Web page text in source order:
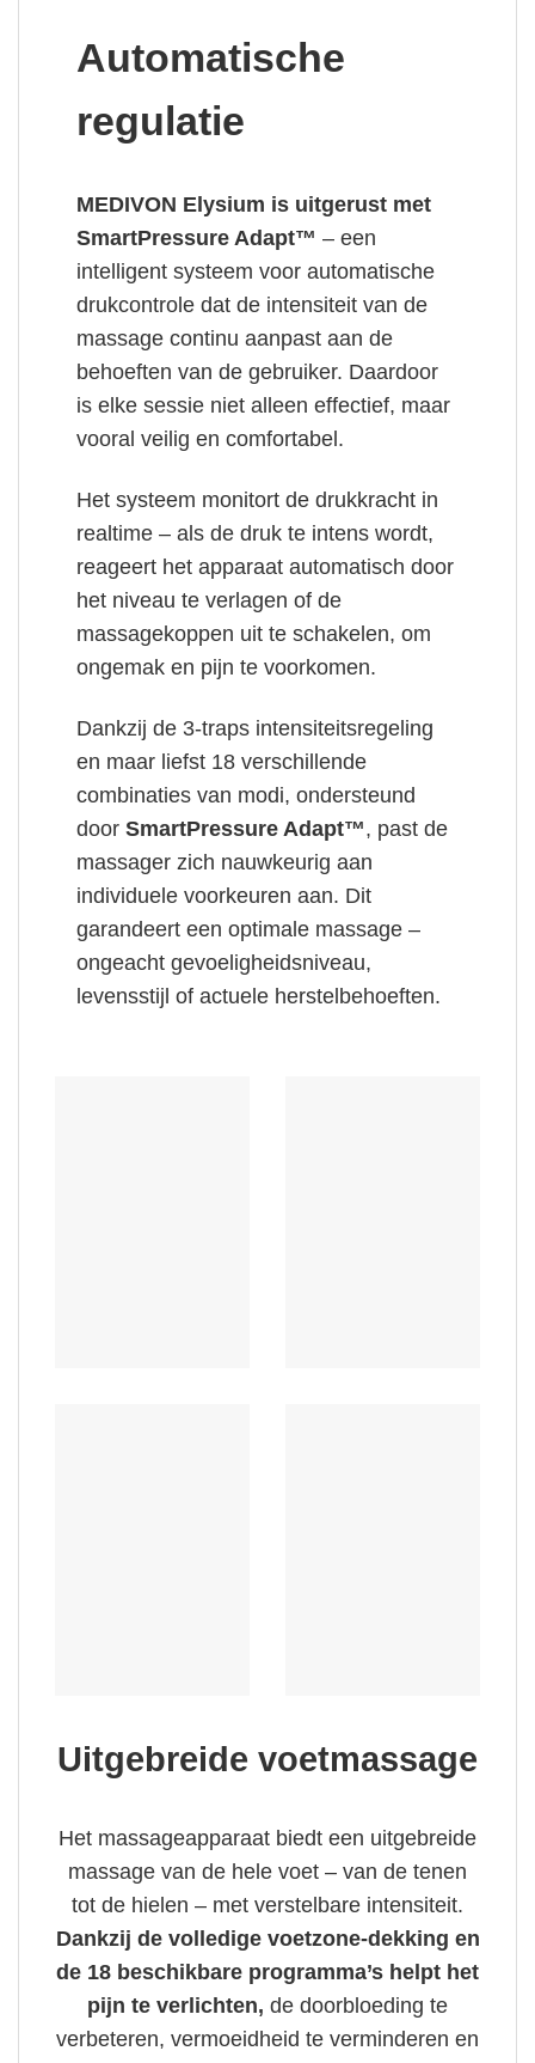
Automatische
regulatie
MEDIVON Elysium is uitgerust met
SmartPressure Adapt™ – een
intelligent systeem voor automatische
drukcontrole dat de intensiteit van de
massage continu aanpast aan de
behoeften van de gebruiker. Daardoor
is elke sessie niet alleen effectief, maar
vooral veilig en comfortabel.
Het systeem monitort de drukkracht in
realtime – als de druk te intens wordt,
reageert het apparaat automatisch door
het niveau te verlagen of de
massagekoppen uit te schakelen, om
ongemak en pijn te voorkomen.
Dankzij de 3-traps intensiteitsregeling
en maar liefst 18 verschillende
combinaties van modi, ondersteund
door SmartPressure Adapt™, past de
massager zich nauwkeurig aan
individuele voorkeuren aan. Dit
garandeert een optimale massage –
ongeacht gevoeligheidsniveau,
levensstijl of actuele herstelbehoeften.
Uitgebreide voetmassage
Het massageapparaat biedt een uitgebreide
massage van de hele voet – van de tenen
tot de hielen – met verstelbare intensiteit.
Dankzij de volledige voetzone-dekking en
de 18 beschikbare programma’s helpt het
pijn te verlichten, de doorbloeding te
verbeteren, vermoeidheid te verminderen en